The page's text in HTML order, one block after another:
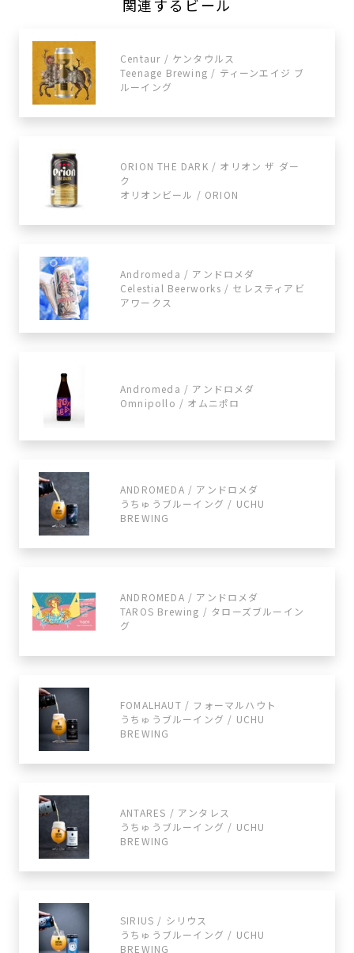
関連するビール
Centaur / ケンタウルス
Teenage Brewing / ティーンエイジ ブ
ルーイング
ORION THE DARK / オリオン ザ ダー
ク
オリオンビール / ORION
Andromeda / アンドロメダ
Celestial Beerworks / セレスティアビ
アワークス
Andromeda / アンドロメダ
Omnipollo / オムニポロ
ANDROMEDA / アンドロメダ
うちゅうブルーイング / UCHU
BREWING
ANDROMEDA / アンドロメダ
TAROS Brewing / タローズブルーイン
グ
FOMALHAUT / フォーマルハウト
うちゅうブルーイング / UCHU
BREWING
ANTARES / アンタレス
うちゅうブルーイング / UCHU
BREWING
SIRIUS / シリウス
うちゅうブルーイング / UCHU
BREWING